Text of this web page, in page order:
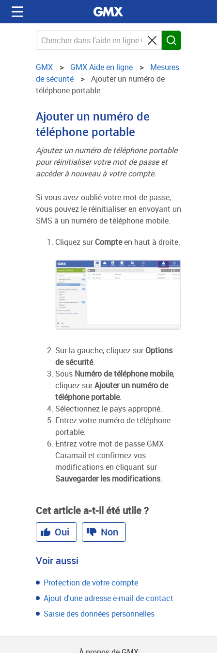
GMX GMX Aide en ligne
Mesures
de sécurité
Ajouter un numéro de
téléphone portable
Ajouter un numéro de
téléphone portable
Ajoutez un numéro de téléphone portable
pour réinitialiser votre mot de passe et
accéder à nouveau à votre compte.
Si vous avez oublié votre mot de passe,
vous pouvez le réinitialiser en envoyant un
SMS à un numéro de téléphone mobile.
Cliquez surCompteen haut à droite.
Sur la gauche, cliquez surOptions
de sécurité.
Sous Numéro de téléphone mobile,
cliquez surAjouter un numéro de
téléphone portable.
Sélectionnez le pays approprié.
Entrez votre numéro de téléphone
portable.
Entrez votre mot de passe GMX
Caramail et confirmez vos
modifications en cliquant sur
Sauvegarder les modifications.
Cet article a-t-il été utile ?
Oui
Non
Voir aussi
Protection de votre compte
Ajout d'une adresse e-mail de contact
Saisie des données personnelles